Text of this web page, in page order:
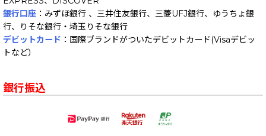
銀行口座 ：みずほ銀行 、三井住友銀行、三菱UFJ銀行、ゆうちょ銀
行、りそな銀行・埼玉りそな銀行
デビットカード ：国際ブランドがついたデビットカード(Visaデビッ
トなど）
銀行振込